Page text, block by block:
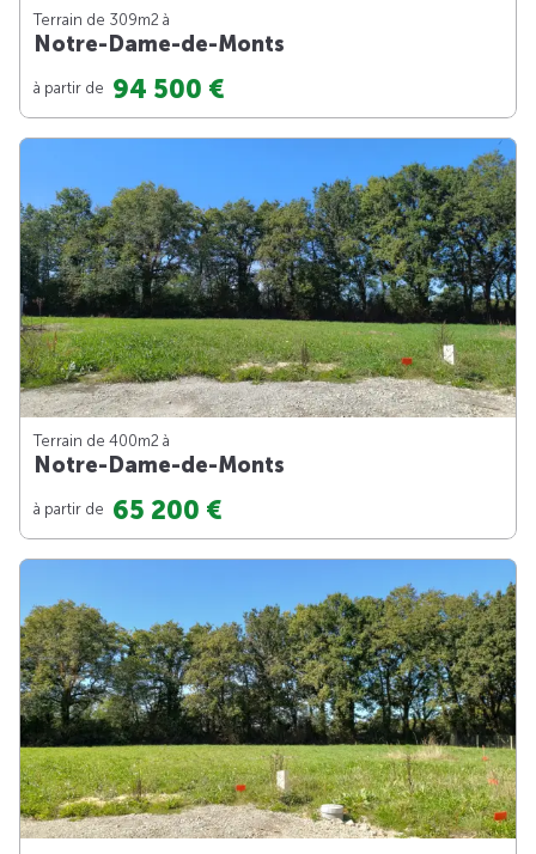
Terrain de 309m2 à
Notre-Dame-de-Monts
à partir de 94 500 €
Terrain de 400m2 à
Notre-Dame-de-Monts
à partir de 65 200 €